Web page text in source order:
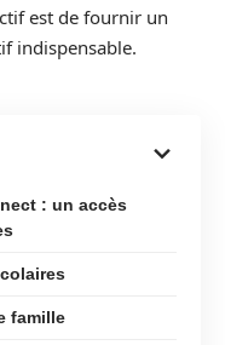
est de fournir un
indispensable.
: un accès
famille